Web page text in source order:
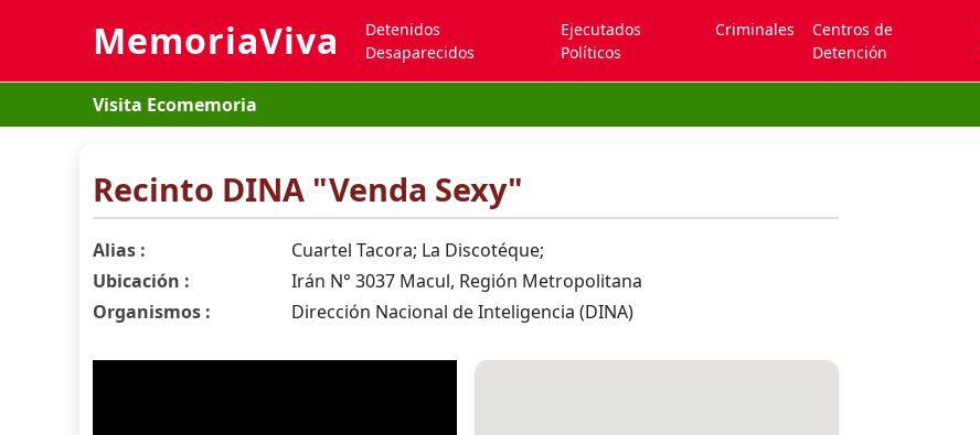
MemoriaViva
Detenidos
Desaparecidos
Ejecutados
Políticos
Criminales
Centros de
Detención
Visita Ecomemoria
Recinto DINA "Venda Sexy"
Alias :
Cuartel Tacora; La Discotéque;
Ubicación :
Irán N° 3037 Macul, Región Metropolitana
Organismos :
Dirección Nacional de Inteligencia (DINA)